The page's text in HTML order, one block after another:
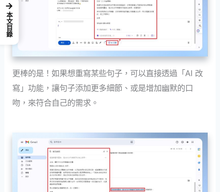
更棒的是！如果想重寫某些句子，可以直接透過「AI 改
寫」功能，讓句子添加更多細節、或是增加幽默的口
吻，來符合自己的需求。
→
本文目錄